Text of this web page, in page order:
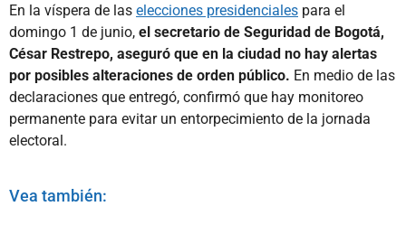
En la víspera de las elecciones presidenciales para el
domingo 1 de junio, el secretario de Seguridad de Bogotá,
César Restrepo, aseguró que en la ciudad no hay alertas
por posibles alteraciones de orden público. En medio de las
declaraciones que entregó, confirmó que hay monitoreo
permanente para evitar un entorpecimiento de la jornada
electoral.
Vea también: